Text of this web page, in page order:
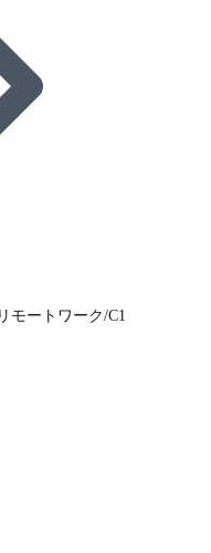
モートワーク/C1